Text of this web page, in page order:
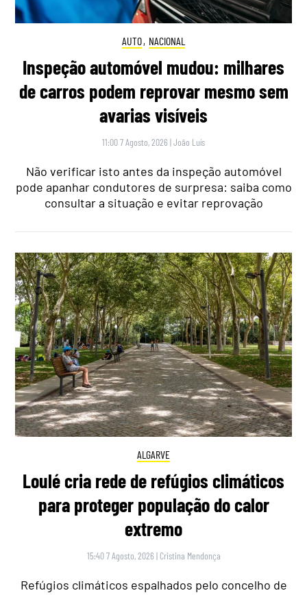
AUTO, NACIONAL
Inspeção automóvel mudou: milhares
de carros podem reprovar mesmo sem
avarias visíveis
11:00 7 Agosto, 2026 |João Luís
Não verificar isto antes da inspeção automóvel
pode apanhar condutores de surpresa: saiba como
consultar a situação e evitar reprovação
ALGARVE
Loulé cria rede de refúgios climáticos
para proteger população do calor
extremo
15:40 7 Agosto, 2026 | Cristina Mendonça
Refúgios climáticos espalhados pelo concelho de